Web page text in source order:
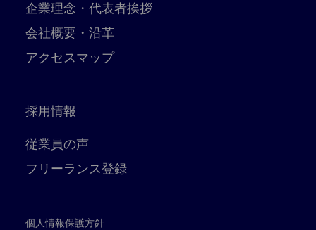
企業理念・代表者挨拶
会社概要・沿革
アクセスマップ
採用情報
従業員の声
フリーランス登録
個人情報保護方針